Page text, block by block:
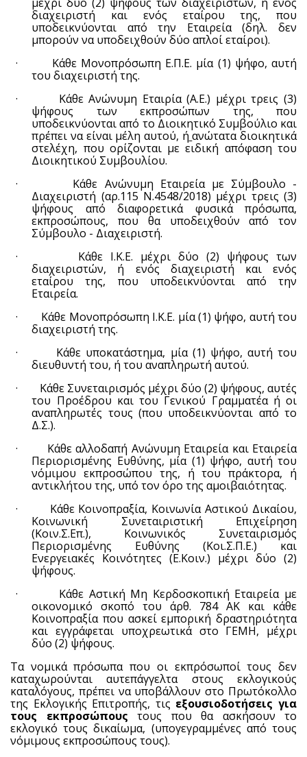
διαχειριστή και ενός εταίρου της, που
υποδεικνύονται από την Εταιρεία (δηλ. δεν
μπορούν να υποδειχθούν δύο απλοί εταίροι).
· Κάθε Μονοπρόσωπη Ε.Π.Ε. μία (1) ψήφο, αυτή
του διαχειριστή της.
· Κάθε Ανώνυμη Εταιρία (Α.Ε.) μέχρι τρεις (3)
ψήφους των εκπροσώπων της, που
υποδεικνύονται από το Διοικητικό Συμβούλιο και
πρέπει να είναι μέλη αυτού, ή ανώτατα διοικητικά
στελέχη, που ορίζονται με ειδική απόφαση του
Διοικητικού Συμβουλίου.
· Kάθε Ανώνυμη Εταιρεία με Σύμβουλο -
Διαχειριστή (αρ.115 Ν.4548/2018) μέχρι τρεις (3)
ψήφους από διαφορετικά φυσικά πρόσωπα,
εκπροσώπους, που θα υποδειχθούν από τον
Σύμβουλο - Διαχειριστή.
· Κάθε Ι.Κ.Ε. μέχρι δύο (2) ψήφους των
διαχειριστών, ή ενός διαχειριστή και ενός
εταίρου της, που υποδεικνύονται από την
Εταιρεία.
· Κάθε Μονοπρόσωπη Ι.Κ.Ε. μία (1) ψήφο, αυτή του
διαχειριστή της.
· Κάθε υποκατάστημα, μία (1) ψήφο, αυτή του
διευθυντή του, ή του αναπληρωτή αυτού.
· Κάθε Συνεταιρισμός μέχρι δύο (2) ψήφους, αυτές
του Προέδρου και του Γενικού Γραμματέα ή οι
αναπληρωτές τους (που υποδεικνύονται από το
Δ.Σ.).
· Κάθε αλλοδαπή Ανώνυμη Εταιρεία και Εταιρεία
Περιορισμένης Ευθύνης, μία (1) ψήφο, αυτή του
νόμιμου εκπροσώπου της, ή του πράκτορα, ή
αντικλήτου της, υπό τον όρο της αμοιβαιότητας.
· Κάθε Κοινοπραξία, Κοινωνία Αστικού Δικαίου,
Κοινωνική Συνεταιριστική Επιχείρηση
(Κοιν.Σ.Επ.), Κοινωνικός Συνεταιρισμός
Περιορισμένης Ευθύνης (Κοι.Σ.Π.Ε.) και
Ενεργειακές Κοινότητες (Ε.Κοιν.) μέχρι δύο (2)
ψήφους.
· Κάθε Αστική Μη Κερδοσκοπική Εταιρεία με
οικονομικό σκοπό του άρθ. 784 ΑΚ και κάθε
Κοινοπραξία που ασκεί εμπορική δραστηριότητα
και εγγράφεται υποχρεωτικά στο ΓΕΜΗ, μέχρι
δύο (2) ψήφους.
Τα νομικά πρόσωπα που οι εκπρόσωποί τους δεν
καταχωρούνται αυτεπάγγελτα στους εκλογικούς
καταλόγους, πρέπει να υποβάλλουν στο Πρωτόκολλο
της Εκλογικής Επιτροπής, τις εξουσιοδοτήσεις για
τους εκπροσώπους τους που θα ασκήσουν το
εκλογικό τους δικαίωμα, (υπογεγραμμένες από τους
νόμιμους εκπροσώπους τους).